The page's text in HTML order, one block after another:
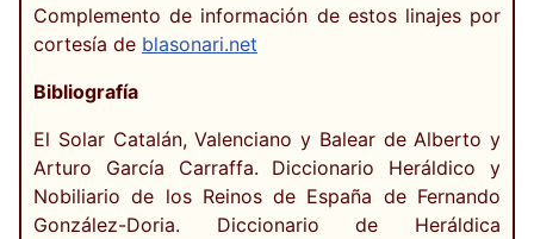
Complemento de información de estos linajes por
cortesía de blasonari.net
Bibliografía
El Solar Catalán, Valenciano y Balear de Alberto y
Arturo García Carraffa. Diccionario Heráldico y
Nobiliario de los Reinos de España de Fernando
González-Doria. Diccionario de Heráldica